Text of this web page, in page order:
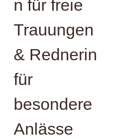
n für freie
Trauungen
& Rednerin
für
besondere
Anlässe